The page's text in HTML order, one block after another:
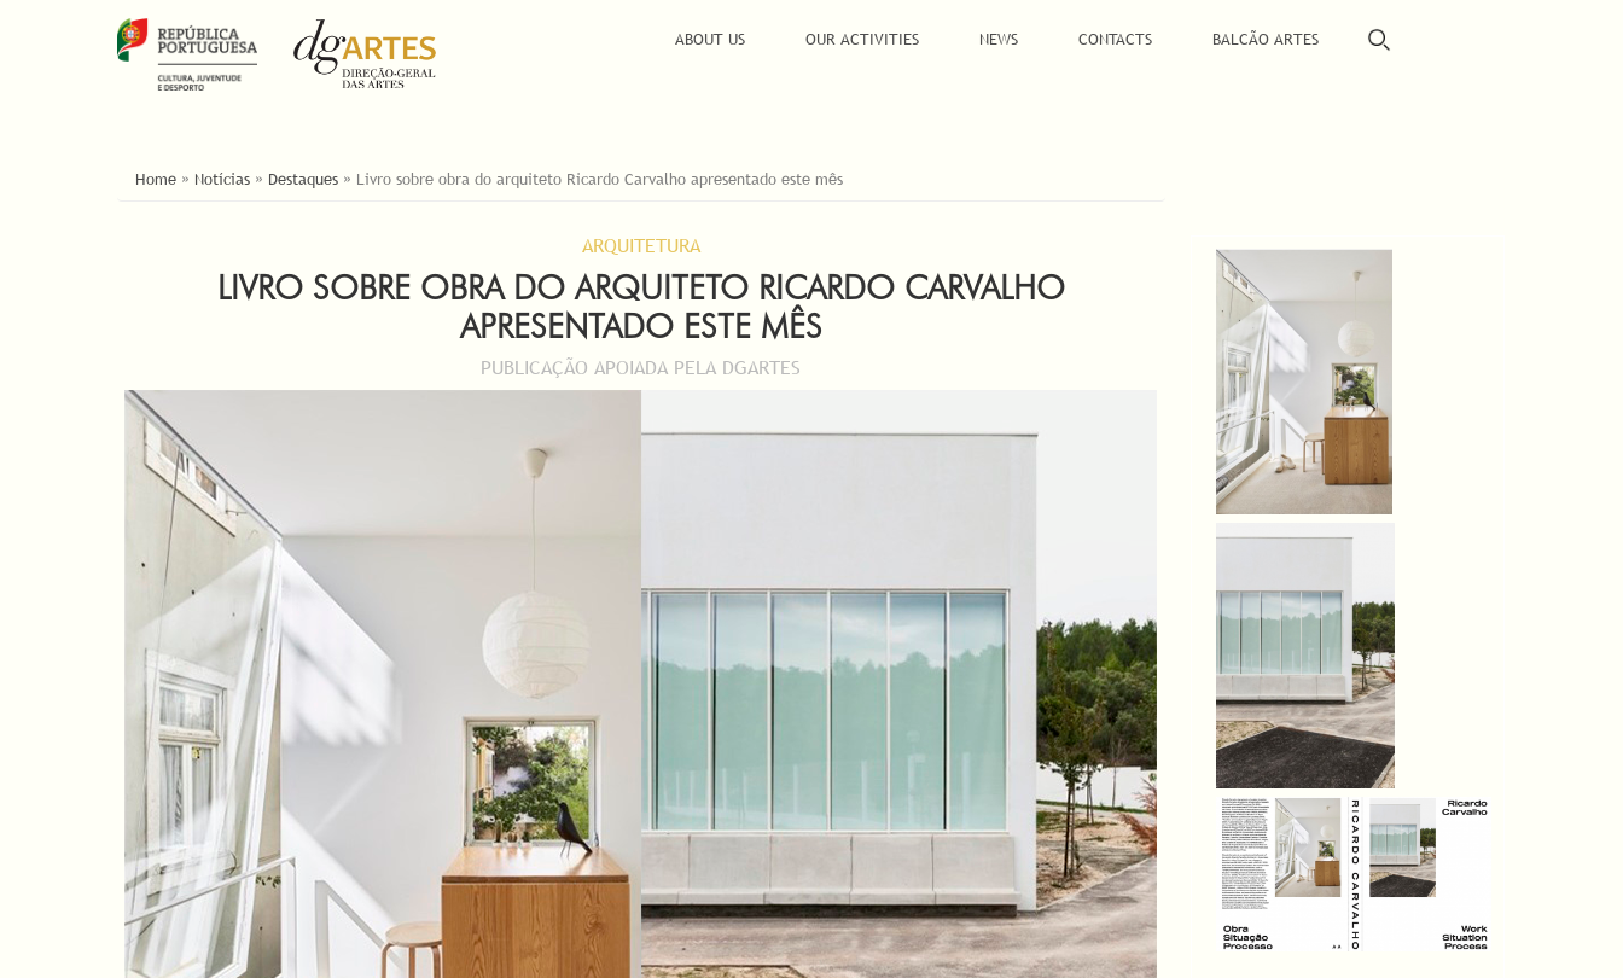
ABOUT US OUR ACTIVITIES NEWS CONTACTS BALCÃO ARTES
YOU ARE HERE
Home » Notícias » Destaques » Livro sobre obra do arquiteto Ricardo Carvalho apresentado este mês
ARQUITETURA
LIVRO SOBRE OBRA DO ARQUITETO RICARDO CARVALHO
APRESENTADO ESTE MÊS
PUBLICAÇÃO APOIADA PELA DGARTES